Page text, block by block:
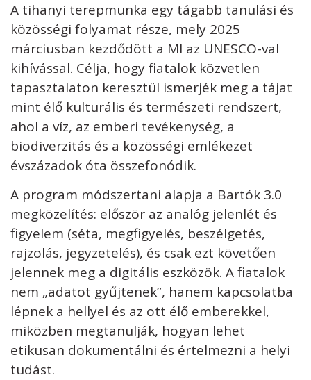
A tihanyi terepmunka egy tágabb tanulási és
közösségi folyamat része, mely 2025
márciusban kezdődött a MI az UNESCO-val
kihívással. Célja, hogy fiatalok közvetlen
tapasztalaton keresztül ismerjék meg a tájat
mint élő kulturális és természeti rendszert,
ahol a víz, az emberi tevékenység, a
biodiverzitás és a közösségi emlékezet
évszázadok óta összefonódik.
A program módszertani alapja a Bartók 3.0
megközelítés: először az analóg jelenlét és
figyelem (séta, megfigyelés, beszélgetés,
rajzolás, jegyzetelés), és csak ezt követően
jelennek meg a digitális eszközök. A fiatalok
nem „adatot gyűjtenek”, hanem kapcsolatba
lépnek a hellyel és az ott élő emberekkel,
miközben megtanulják, hogyan lehet
etikusan dokumentálni és értelmezni a helyi
tudást.